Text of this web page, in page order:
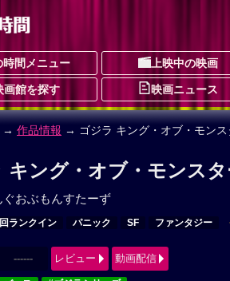
時間メニュー 上映中の映画
画館を探す 映画ニュース
→ 作品情報 → ゴジラ キング・オブ・モンス
キング・オブ・モンス
ぐおぶもんすたーず
ランクイン パニック SF ファンタジー
------ レビュー 動画配信